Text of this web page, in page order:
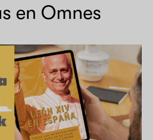
en Omnes